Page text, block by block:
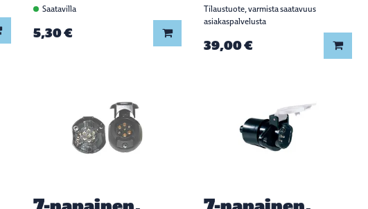
Lisää koriin
Saatavilla
5,30 € Lisää koriin
Tilaustuote, varmista saatavuus
asiakaspalvelusta
39,00 €